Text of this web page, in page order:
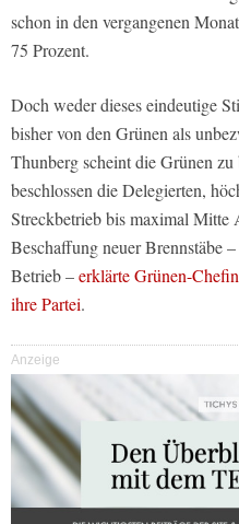
schon in den vergangenen
75 Prozent.
Doch weder dieses eindeutige
bisher von den Grünen als
Thunberg scheint die Grünen
beschlossen die Delegierten,
Streckbetrieb bis maximal Mitte
Beschaffung neuer Brennstäbe
Betrieb –erklärte Grünen-
ihre Partei.
Anzeige